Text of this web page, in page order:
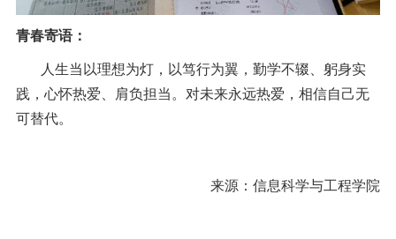
青春寄语：
人生当以理想为灯，以笃行为翼，勤学不辍、躬身实
践，心怀热爱、肩负担当。对未来永远热爱，相信自己无
可替代。
来源： 信息科学与工程学院